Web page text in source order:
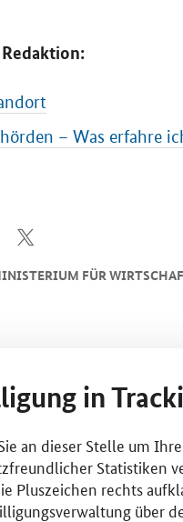
– Was erfahre
FÜR
in
an dieser Stelle um
Statistiken
Pluszeichen rechts
über